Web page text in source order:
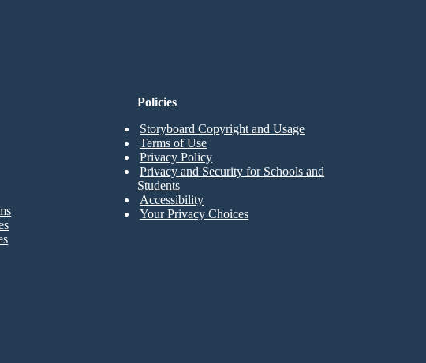
Policies
Storyboard Copyright and Usage
Terms of Use
Privacy Policy
Privacy and Security for Schools and
Students
Accessibility
Your Privacy Choices